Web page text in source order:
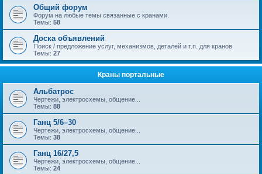
Общий форум
Форум на любые темы связанные с кранами.
Темы: 58
Доска объявлений
Поиск / предложение услуг, механизмов, деталей и т.п. для кранов
Темы: 27
Краны портальные
Альбатрос
Чертежи, электросхемы, общение...
Темы: 88
Ганц 5/6–30
Чертежи, электросхемы, общение...
Темы: 38
Ганц 16/27,5
Чертежи, электросхемы, общение...
Темы: 24